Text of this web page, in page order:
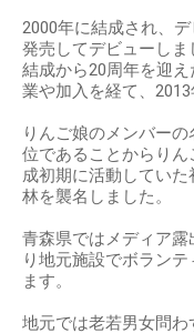
2000年に結成され、デ
発売してデビューしま
結成から20周年を迎
業や加入を経て、
りんご娘のメンバー
位であることからり
成初期に活動してい
林を襲名しました。
青森県ではメディア
り地元施設でボラン
ます。
地元では老若男女問